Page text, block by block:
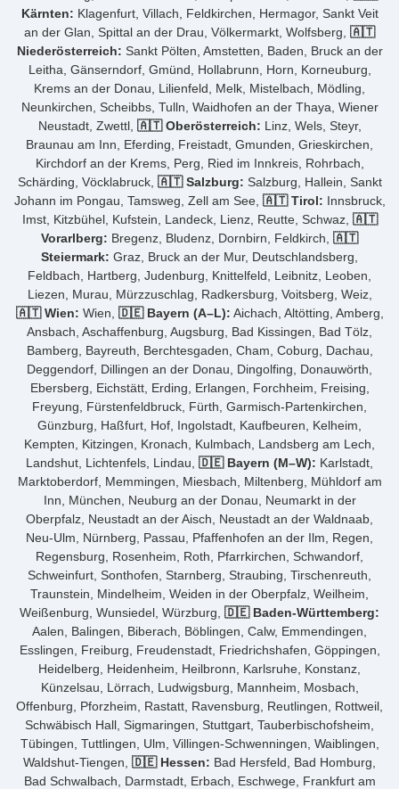
Kärnten: Klagenfurt, Villach, Feldkirchen, Hermagor, Sankt Veit
an der Glan, Spittal an der Drau, Völkermarkt, Wolfsberg, 🇦🇹
Niederösterreich: Sankt Pölten, Amstetten, Baden, Bruck an der
Leitha, Gänserndorf, Gmünd, Hollabrunn, Horn, Korneuburg,
Krems an der Donau, Lilienfeld, Melk, Mistelbach, Mödling,
Neunkirchen, Scheibbs, Tulln, Waidhofen an der Thaya, Wiener
Neustadt, Zwettl, 🇦🇹 Oberösterreich: Linz, Wels, Steyr,
Braunau am Inn, Eferding, Freistadt, Gmunden, Grieskirchen,
Kirchdorf an der Krems, Perg, Ried im Innkreis, Rohrbach,
Schärding, Vöcklabruck, 🇦🇹 Salzburg: Salzburg, Hallein, Sankt
Johann im Pongau, Tamsweg, Zell am See, 🇦🇹 Tirol: Innsbruck,
Imst, Kitzbühel, Kufstein, Landeck, Lienz, Reutte, Schwaz, 🇦🇹
Vorarlberg: Bregenz, Bludenz, Dornbirn, Feldkirch, 🇦🇹
Steiermark: Graz, Bruck an der Mur, Deutschlandsberg,
Feldbach, Hartberg, Judenburg, Knittelfeld, Leibnitz, Leoben,
Liezen, Murau, Mürzzuschlag, Radkersburg, Voitsberg, Weiz,
🇦🇹 Wien: Wien, 🇩🇪 Bayern (A–L): Aichach, Altötting, Amberg,
Ansbach, Aschaffenburg, Augsburg, Bad Kissingen, Bad Tölz,
Bamberg, Bayreuth, Berchtesgaden, Cham, Coburg, Dachau,
Deggendorf, Dillingen an der Donau, Dingolfing, Donauwörth,
Ebersberg, Eichstätt, Erding, Erlangen, Forchheim, Freising,
Freyung, Fürstenfeldbruck, Fürth, Garmisch-Partenkirchen,
Günzburg, Haßfurt, Hof, Ingolstadt, Kaufbeuren, Kelheim,
Kempten, Kitzingen, Kronach, Kulmbach, Landsberg am Lech,
Landshut, Lichtenfels, Lindau, 🇩🇪 Bayern (M–W): Karlstadt,
Marktoberdorf, Memmingen, Miesbach, Miltenberg, Mühldorf am
Inn, München, Neuburg an der Donau, Neumarkt in der
Oberpfalz, Neustadt an der Aisch, Neustadt an der Waldnaab,
Neu-Ulm, Nürnberg, Passau, Pfaffenhofen an der Ilm, Regen,
Regensburg, Rosenheim, Roth, Pfarrkirchen, Schwandorf,
Schweinfurt, Sonthofen, Starnberg, Straubing, Tirschenreuth,
Traunstein, Mindelheim, Weiden in der Oberpfalz, Weilheim,
Weißenburg, Wunsiedel, Würzburg, 🇩🇪 Baden-Württemberg:
Aalen, Balingen, Biberach, Böblingen, Calw, Emmendingen,
Esslingen, Freiburg, Freudenstadt, Friedrichshafen, Göppingen,
Heidelberg, Heidenheim, Heilbronn, Karlsruhe, Konstanz,
Künzelsau, Lörrach, Ludwigsburg, Mannheim, Mosbach,
Offenburg, Pforzheim, Rastatt, Ravensburg, Reutlingen, Rottweil,
Schwäbisch Hall, Sigmaringen, Stuttgart, Tauberbischofsheim,
Tübingen, Tuttlingen, Ulm, Villingen-Schwenningen, Waiblingen,
Waldshut-Tiengen, 🇩🇪 Hessen: Bad Hersfeld, Bad Homburg,
Bad Schwalbach, Darmstadt, Erbach, Eschwege, Frankfurt am